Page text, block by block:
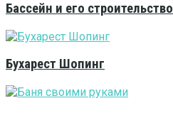
Бассейн и его строительство
Бухарест Шопинг